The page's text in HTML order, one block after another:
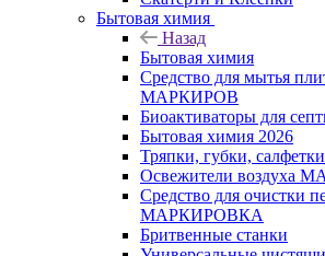
Бытовая химия
Назад
Бытовая химия
Средство для мытья
МАРКИРОВ
Биоактиваторы для
Бытовая химия 2026
Тряпки, губки,
Освежители воздуха
Средство для очистки
МАРКИРОВКА
Бритвенные станки